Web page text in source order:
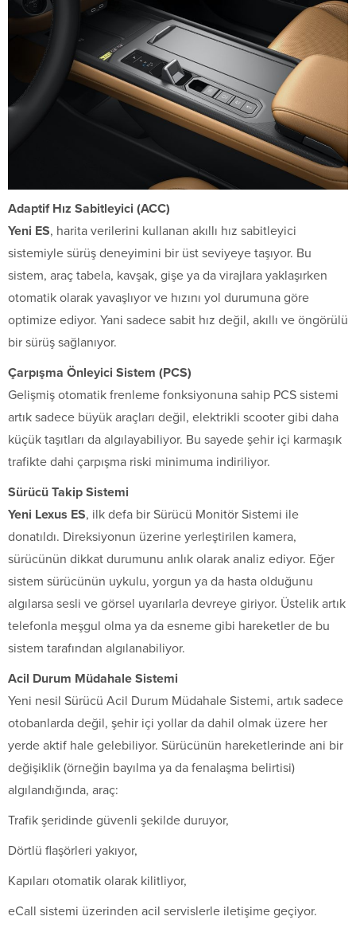
Adaptif Hız Sabitleyici (ACC)
Yeni ES, harita verilerini kullanan akıllı hız sabitleyici
sistemiyle sürüş deneyimini bir üst seviyeye taşıyor. Bu
sistem, araç tabela, kavşak, gişe ya da virajlara yaklaşırken
otomatik olarak yavaşlıyor ve hızını yol durumuna göre
optimize ediyor. Yani sadece sabit hız değil, akıllı ve öngörülü
bir sürüş sağlanıyor.
Çarpışma Önleyici Sistem (PCS)
Gelişmiş otomatik frenleme fonksiyonuna sahip PCS sistemi
artık sadece büyük araçları değil, elektrikli scooter gibi daha
küçük taşıtları da algılayabiliyor. Bu sayede şehir içi karmaşık
trafikte dahi çarpışma riski minimuma indiriliyor.
Sürücü Takip Sistemi
Yeni Lexus ES, ilk defa bir Sürücü Monitör Sistemi ile
donatıldı. Direksiyonun üzerine yerleştirilen kamera,
sürücünün dikkat durumunu anlık olarak analiz ediyor. Eğer
sistem sürücünün uykulu, yorgun ya da hasta olduğunu
algılarsa sesli ve görsel uyarılarla devreye giriyor. Üstelik artık
telefonla meşgul olma ya da esneme gibi hareketler de bu
sistem tarafından algılanabiliyor.
Acil Durum Müdahale Sistemi
Yeni nesil Sürücü Acil Durum Müdahale Sistemi, artık sadece
otobanlarda değil, şehir içi yollar da dahil olmak üzere her
yerde aktif hale gelebiliyor. Sürücünün hareketlerinde ani bir
değişiklik (örneğin bayılma ya da fenalaşma belirtisi)
algılandığında, araç:
Trafik şeridinde güvenli şekilde duruyor,
Dörtlü flaşörleri yakıyor,
Kapıları otomatik olarak kilitliyor,
eCall sistemi üzerinden acil servislerle iletişime geçiyor.